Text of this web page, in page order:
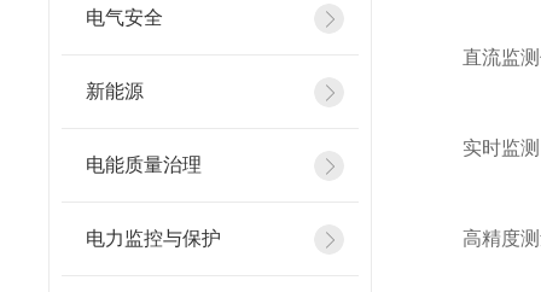
电气安全
新能源
电能质量治理
电力监控与保护
直流监
实时监测：
高精度测量